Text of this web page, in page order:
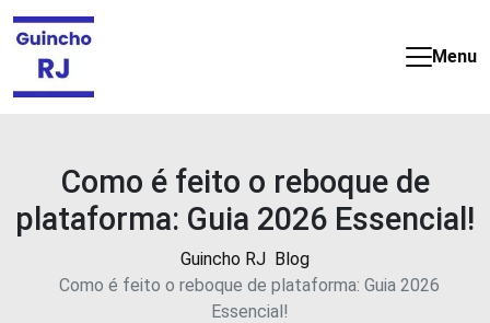
Guincho
horas
no
Janeiro
Menu
Como é feito o reboque de
plataforma: Guia 2026 Essencial!
Guincho RJ Blog
Como é feito o reboque de plataforma: Guia 2026
Essencial!